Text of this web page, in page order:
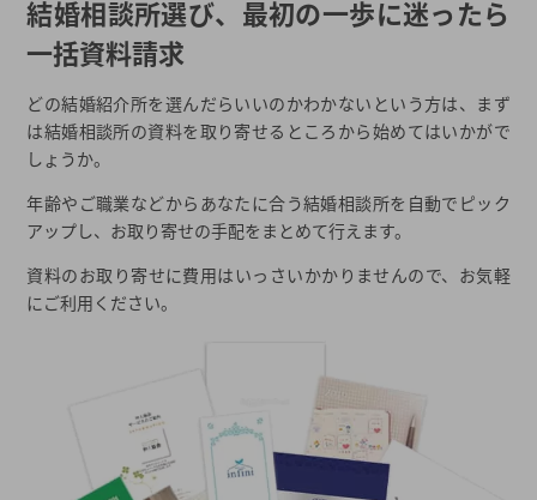
結婚相談所選び、最初の一歩に迷ったら
一括資料請求
どの結婚紹介所を選んだらいいのかわかないという方は、まず
は結婚相談所の資料を取り寄せるところから始めてはいかがで
しょうか。
年齢やご職業などからあなたに合う結婚相談所を自動でピック
アップし、お取り寄せの手配をまとめて行えます。
資料のお取り寄せに費用はいっさいかかりませんので、お気軽
にご利用ください。